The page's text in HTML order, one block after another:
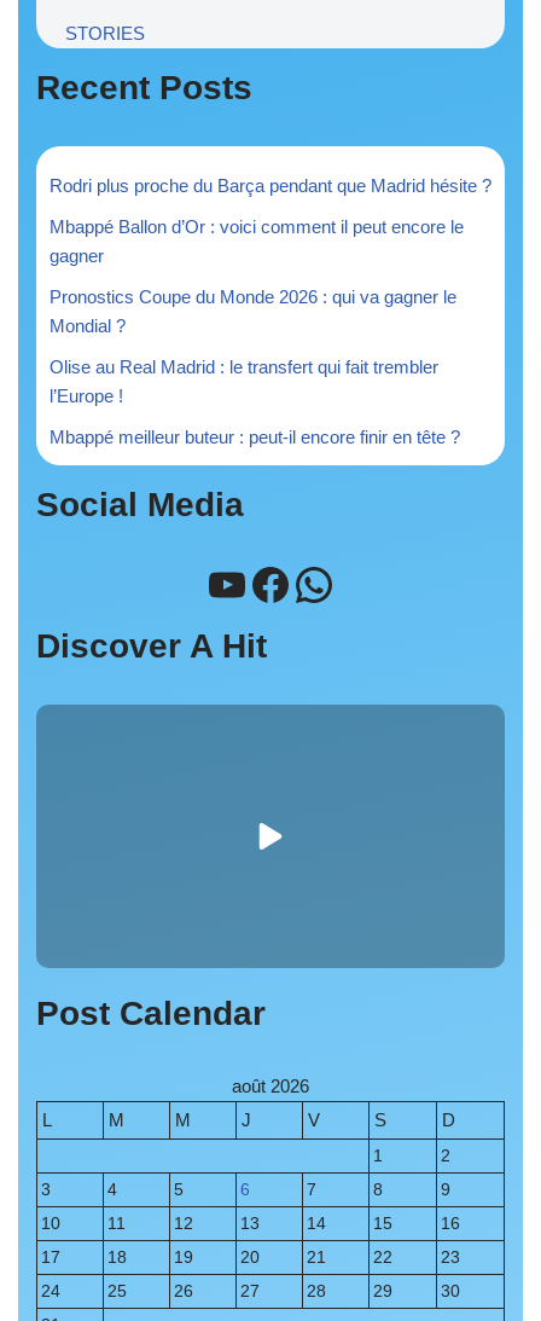
STORIES
Recent Posts
Rodri plus proche du Barça pendant que Madrid hésite ?
Mbappé Ballon d’Or : voici comment il peut encore le
gagner
Pronostics Coupe du Monde 2026 : qui va gagner le
Mondial ?
Olise au Real Madrid : le transfert qui fait trembler
l’Europe !
Mbappé meilleur buteur : peut-il encore finir en tête ?
Social Media
Discover A Hit
Post Calendar
août 2026
L
M M J V S D
1
2
3
4 5 6 7 8
9
10
11 12 13 14 15
16
17
18 19 20 21 22
23
24
25 26 27 28 29
30